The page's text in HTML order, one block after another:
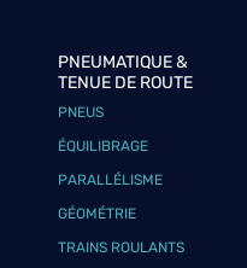
PNEUMATIQUE &
TENUE DE ROUTE
PNEUS
ÉQUILIBRAGE
PARALLÉLISME
GÉOMÉTRIE
TRAINS ROULANTS